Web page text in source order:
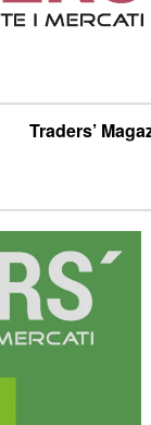
Traders’